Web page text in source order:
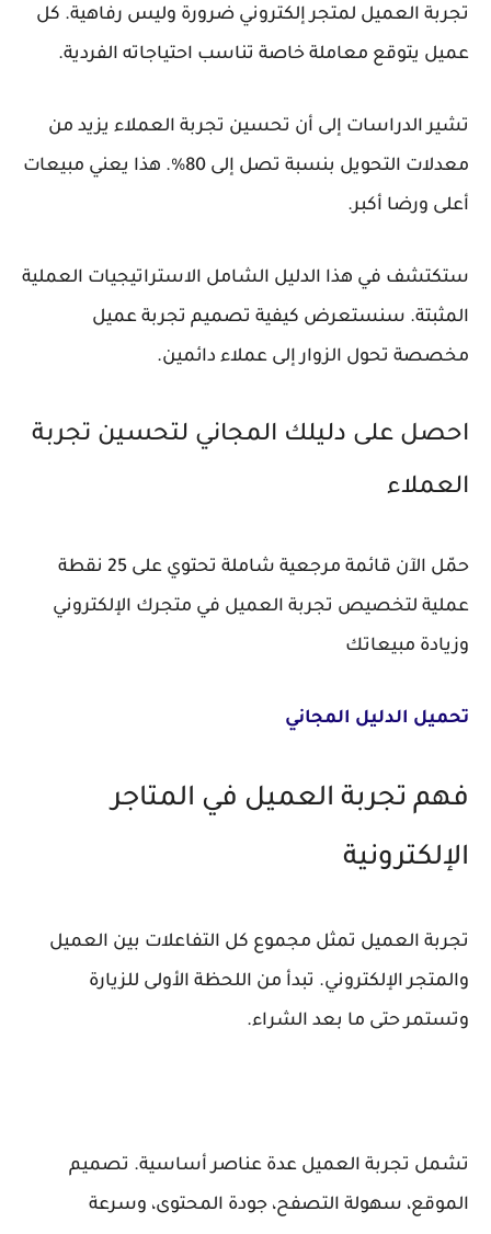
تجربة العميل لمتجر إلكتروني ضرورة وليس رفاهية. كل
عميل يتوقع معاملة خاصة تناسب احتياجاته الفردية.
تشير الدراسات إلى أن تحسين تجربة العملاء يزيد من
معدلات التحويل بنسبة تصل إلى 80%. هذا يعني مبيعات
أعلى ورضا أكبر.
ستكتشف في هذا الدليل الشامل الاستراتيجيات العملية
المثبتة. سنستعرض كيفية تصميم تجربة عميل
مخصصة تحول الزوار إلى عملاء دائمين.
احصل على دليلك المجاني لتحسين تجربة
العملاء
حمّل الآن قائمة مرجعية شاملة تحتوي على 25 نقطة
عملية لتخصيص تجربة العميل في متجرك الإلكتروني
وزيادة مبيعاتك
تحميل الدليل المجاني
فهم تجربة العميل في المتاجر
الإلكترونية
تجربة العميل تمثل مجموع كل التفاعلات بين العميل
والمتجر الإلكتروني. تبدأ من اللحظة الأولى للزيارة
وتستمر حتى ما بعد الشراء.
تشمل تجربة العميل عدة عناصر أساسية. تصميم
الموقع، سهولة التصفح، جودة المحتوى، وسرعة